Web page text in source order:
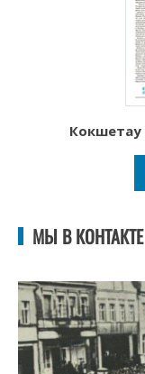
Кокшетау
МЫ В КОНТАКТЕ